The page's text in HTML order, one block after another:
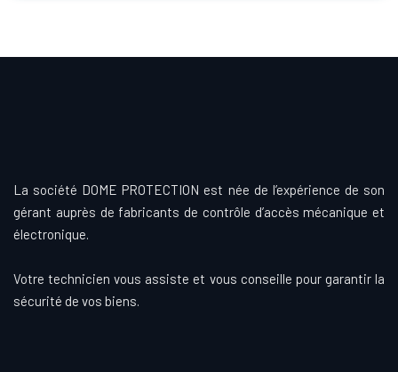
La société DOME PROTECTION est née de l’expérience de son
gérant auprès de fabricants de contrôle d’accès mécanique et
électronique.
Votre technicien vous assiste et vous conseille pour garantir la
sécurité de vos biens.